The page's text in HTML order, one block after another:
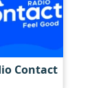
Contact